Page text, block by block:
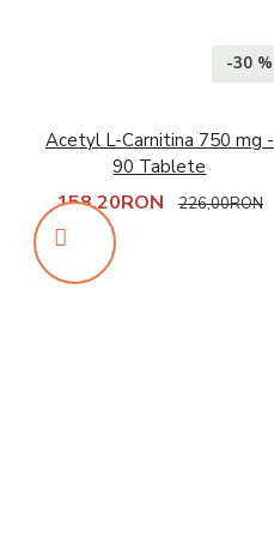
-30 %
Acetyl L-Carnitina 750 mg -
90 Tablete
158,20RON 226,00RON